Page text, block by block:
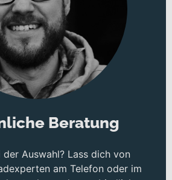
Beratung
der Auswahl? Lass dich von
am Telefon oder im